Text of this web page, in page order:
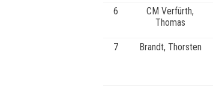
6
CM Verfürth,
Thomas
7
Brandt, Thorsten